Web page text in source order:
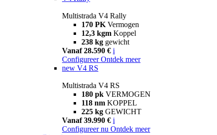
Multistrada V4 Rally
170 PK Vermogen
12,3 kgm Koppel
238 kg gewicht
Vanaf 28.590 € i
Configureer Ontdek meer
new V4 RS
Multistrada V4 RS
180 pk VERMOGEN
118 nm KOPPEL
225 kg GEWICHT
Vanaf 39.990 € i
Configureer nu Ontdek meer